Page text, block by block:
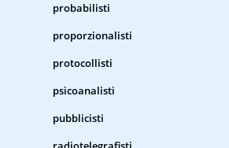
probabilisti
proporzionalisti
protocollisti
psicoanalisti
pubblicisti